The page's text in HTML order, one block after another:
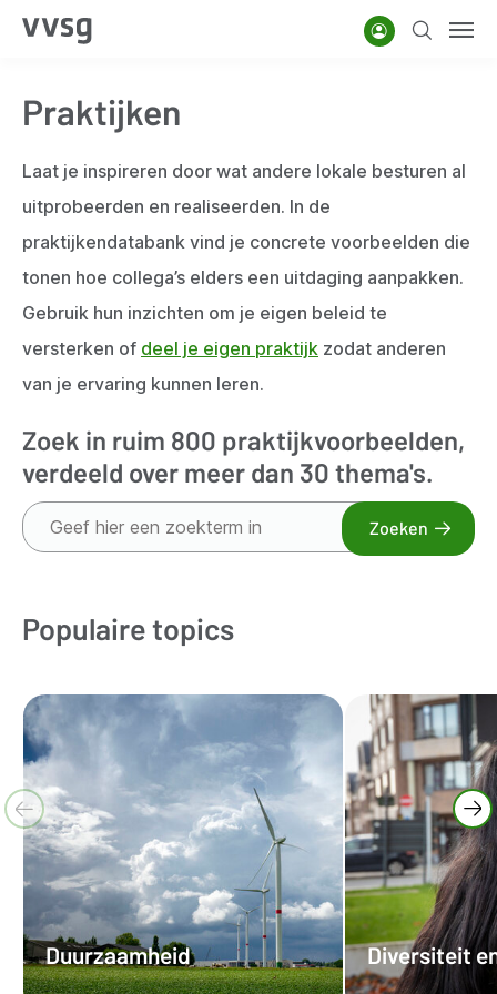
Overslaan
gaan
AccountZoeken
Praktijken
Laat je inspireren door wat andere lokale besturen al
uitprobeerden en realiseerden. In de
praktijkendatabank vind je concrete voorbeelden die
tonen hoe collega’s elders een uitdaging aanpakken.
Gebruik hun inzichten om je eigen beleid te
versterken of deel je eigen praktijk zodat anderen
van je ervaring kunnen leren.
Zoek in ruim 800 praktijkvoorbeelden,
verdeeld over meer dan 30 thema's.
Zoek
op
Zoeken
Populaire topics
Duurzaamheid Diversiteit